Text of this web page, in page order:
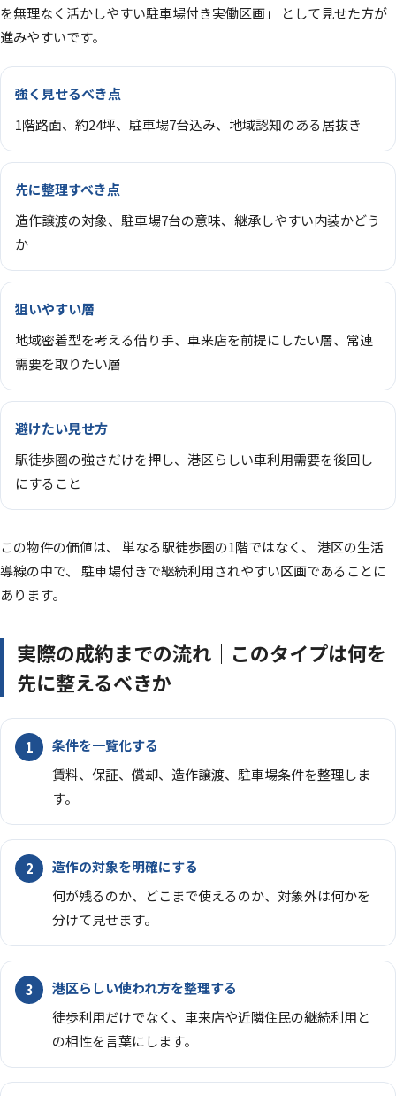
を無理なく活かしやすい駐車場付き実働区画」 として見せた方が
進みやすいです。
強く見せるべき点
1階路面、約24坪、駐車場7台込み、地域認知のある居抜き
先に整理すべき点
造作譲渡の対象、駐車場7台の意味、継承しやすい内装かどう
か
狙いやすい層
地域密着型を考える借り手、車来店を前提にしたい層、常連
需要を取りたい層
避けたい見せ方
駅徒歩圏の強さだけを押し、港区らしい車利用需要を後回し
にすること
この物件の価値は、 単なる駅徒歩圏の1階ではなく、 港区の生活
導線の中で、 駐車場付きで継続利用されやすい区画であることに
あります。
実際の成約までの流れ｜このタイプは何を
先に整えるべきか
条件を一覧化する
賃料、保証、償却、造作譲渡、駐車場条件を整理しま
す。
造作の対象を明確にする
何が残るのか、どこまで使えるのか、対象外は何かを
分けて見せます。
港区らしい使われ方を整理する
徒歩利用だけでなく、車来店や近隣住民の継続利用と
の相性を言葉にします。